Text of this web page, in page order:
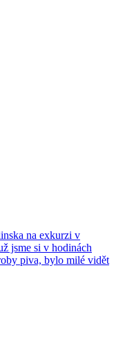
na exkurzi v
jsme si v hodinách
piva, bylo milé vidět